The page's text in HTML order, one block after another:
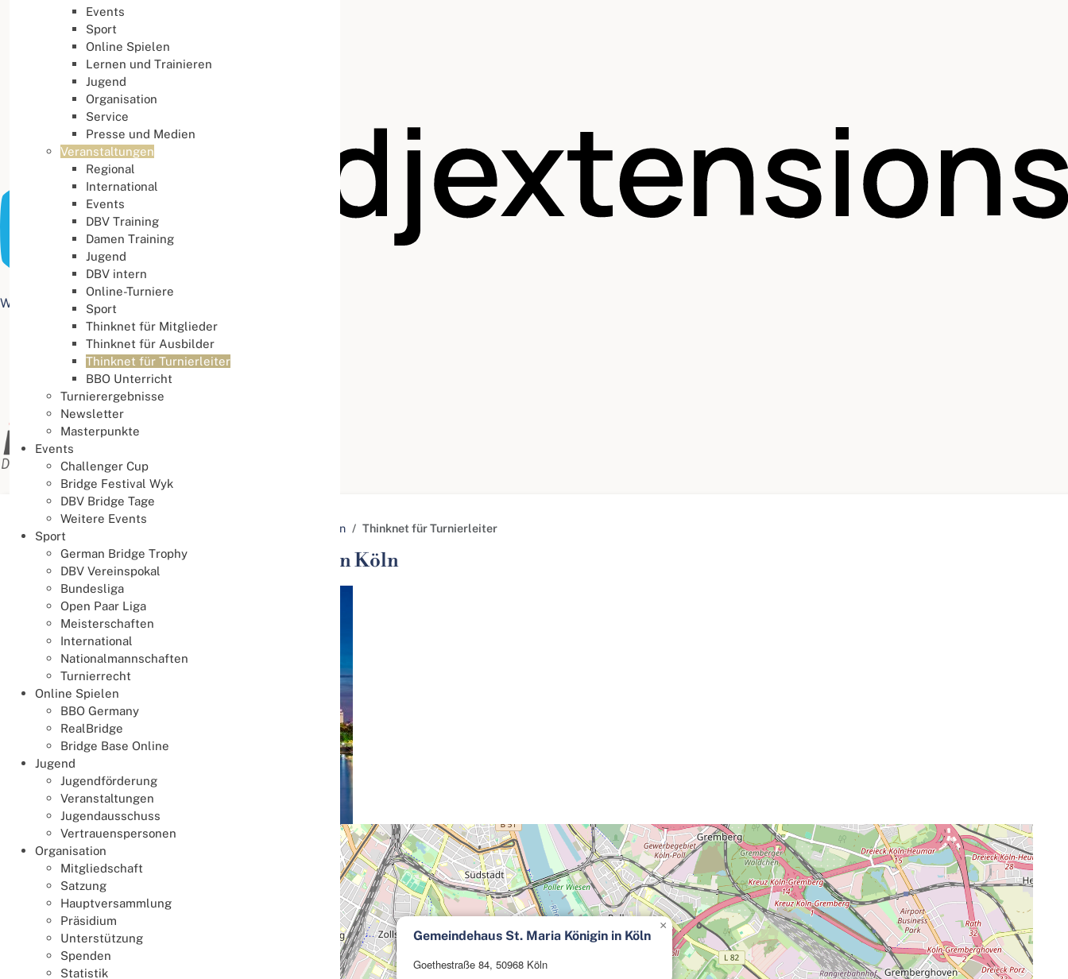
Buchstabenabstand
Web Accessibility plugin
Events
Sport
Online Spielen
Lernen und Trainieren
Jugend
Organisation
Service
Presse und Medien
Veranstaltungen
Regional
International
Events
DBV Training
Damen Training
Jugend
DBV intern
Online-Turniere
Sport
Thinknet für Mitglieder
Thinknet für Ausbilder
Thinknet für Turnierleiter
BBO Unterricht
Turnierergebnisse
Newsletter
Masterpunkte
Events
Challenger Cup
Bridge Festival Wyk
DBV Bridge Tage
Weitere Events
Sport
German Bridge Trophy
DBV Vereinspokal
Bundesliga
Open Paar Liga
Meisterschaften
International
Nationalmannschaften
Turnierrecht
Online Spielen
BBO Germany
RealBridge
Bridge Base Online
Jugend
Jugendförderung
Veranstaltungen
Jugendausschuss
Vertrauenspersonen
Organisation
Mitgliedschaft
Satzung
Hauptversammlung
Präsidium
Unterstützung
Spenden
Statistik
Aktuelle Seite: Startseite Veranstaltungen Thinknet für Turnierleiter
Gemeindehaus St. Maria Königin in Köln
Gemeindehaus St. Maria Königin in Köln
Goethestraße 84, 50968 Köln
×
+
−